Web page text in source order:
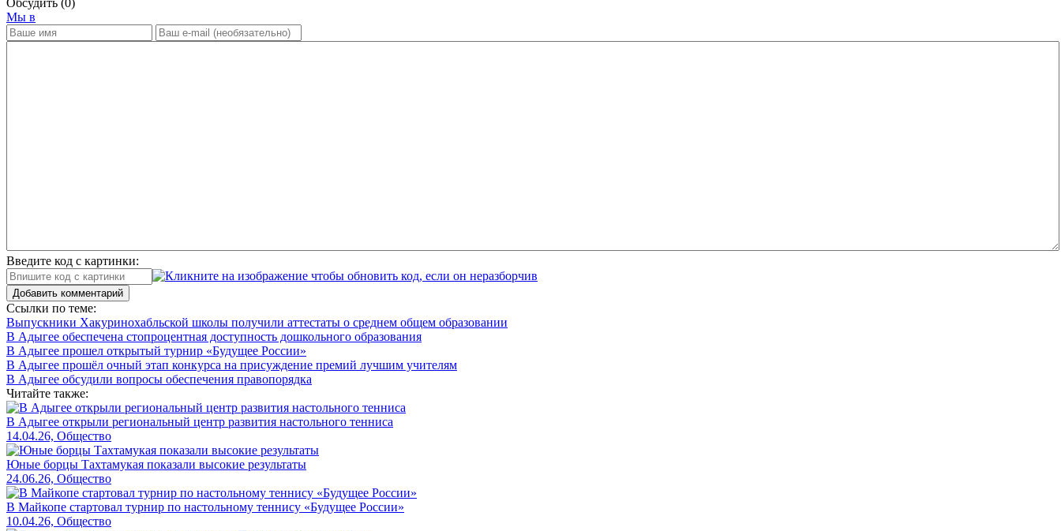
Мы в
Введите код с картинки:
Добавить комментарий
Ссылки по теме:
Выпускники Хакуринохабльской школы получили аттестаты о среднем общем образовании
В Адыгее обеспечена стопроцентная доступность дошкольного образования
В Адыгее прошел открытый турнир «Будущее России»
В Адыгее прошёл очный этап конкурса на присуждение премий лучшим учителям
В Адыгее обсудили вопросы обеспечения правопорядка
Читайте также:
В Адыгее открыли региональный центр развития настольного тенниса
14.04.26, Общество
Юные борцы Тахтамукая показали высокие результаты
24.06.26, Общество
В Майкопе стартовал турнир по настольному теннису «Будущее России»
10.04.26, Общество